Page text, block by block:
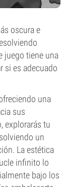
oscura e
juego tiene una
si es adecuado
una
sus
explorarás tu
un
La estética
infinito lo
bajo los